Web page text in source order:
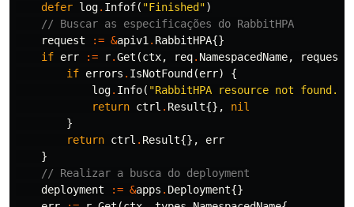
defer log. Infof( "Finished")
// Buscar as especificações do RabbitHPA
request
:= &apiv1 . RabbitHPA{}
if err := r.Get (ctx, req. NamespacedName, request
if errors . IsNotFound (err)
{
log. Info( "RabbitHPA resource not found.
return ctrl . Result{},
nil
}
return ctrl . Result{},
err
}
// Realizar a busca do deployment
deployment
:= &apps . Deployment{}